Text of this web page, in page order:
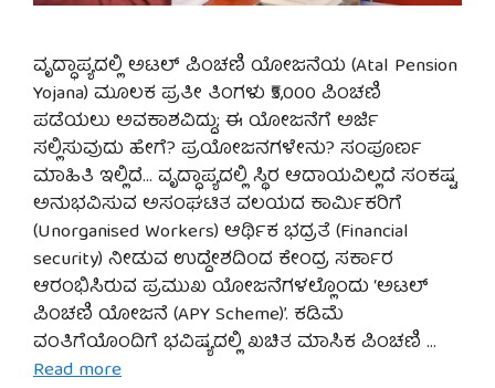
ವೃದ್ಧಾಪ್ಯದಲ್ಲಿ ಅಟಲ್ ಪಿಂಚಣಿ ಯೋಜನೆಯ (Atal Pension
Yojana) ಮೂಲಕ ಪ್ರತೀ ತಿಂಗಳು ₹5,000 ಪಿಂಚಣಿ
ಪಡೆಯಲು ಅವಕಾಶವಿದ್ದು; ಈ ಯೋಜನೆಗೆ ಅರ್ಜಿ
ಸಲ್ಲಿಸುವುದು ಹೇಗೆ? ಪ್ರಯೋಜನಗಳೇನು? ಸಂಪೂರ್ಣ
ಮಾಹಿತಿ ಇಲ್ಲಿದೆ… ವೃದ್ಧಾಪ್ಯದಲ್ಲಿ ಸ್ಥಿರ ಆದಾಯವಿಲ್ಲದೆ ಸಂಕಷ್ಟ
ಅನುಭವಿಸುವ ಅಸಂಘಟಿತ ವಲಯದ ಕಾರ್ಮಿಕರಿಗೆ
(Unorganised Workers) ಆರ್ಥಿಕ ಭದ್ರತೆ (Financial
security) ನೀಡುವ ಉದ್ದೇಶದಿಂದ ಕೇಂದ್ರ ಸರ್ಕಾರ
ಆರಂಭಿಸಿರುವ ಪ್ರಮುಖ ಯೋಜನೆಗಳಲ್ಲೊಂದು ‘ಅಟಲ್
ಪಿಂಚಣಿ ಯೋಜನೆ (APY Scheme)’. ಕಡಿಮೆ
ವಂತಿಗೆಯೊಂದಿಗೆ ಭವಿಷ್ಯದಲ್ಲಿ ಖಚಿತ ಮಾಸಿಕ ಪಿಂಚಣಿ …
Read more